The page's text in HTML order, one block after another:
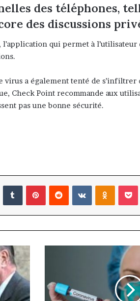
des téléphones,
des discussions
qui permet à
a également tenté de s’infiltrer
Check Point recommande aux
pas une bonne sécurité.
TumblrPinterestReddit VKontakte
déjà
tué